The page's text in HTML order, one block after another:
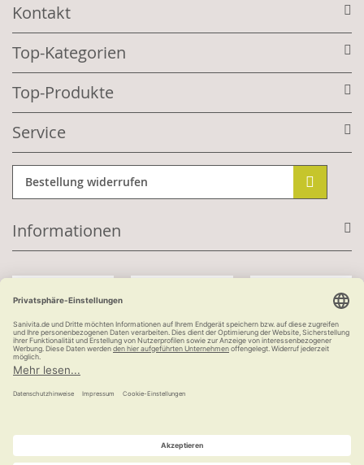
Kontakt
Top-Kategorien
Top-Produkte
Service
Bestellung widerrufen
Informationen
Kauf auf Rechnung
versandkostenfrei